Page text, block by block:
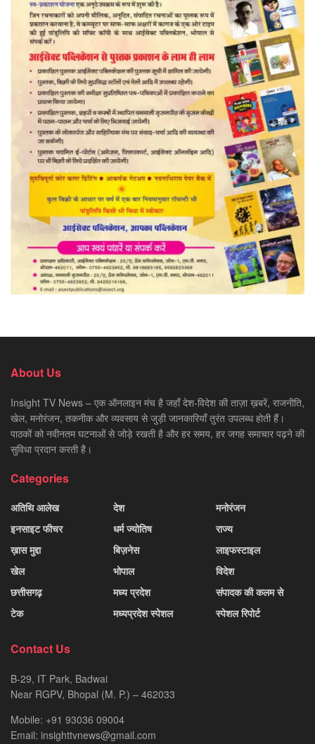
About Us
Insight TV News – एक ऑनलाइन मंच है जहाँ देश-विदेश की ताज़ा ख़बरें, राजनीति,
खेल, मनोरंजन, तकनीक और व्यवसाय से जुड़ी जानकारियाँ तुरंत उपलब्ध होती हैं।
पाठकों को नवीनतम घटनाओं से जोड़े रखती है और हर समय, हर जगह समाचार पढ़ने की
सुविधा प्रदान करती है।
Categories
अतिथि आलेख
इनसाइट फीचर
ख़ास मुद्दा
खेल
छत्तीसगढ़
टेक
देश
धर्म ज्योतिष
बिज़नेस
भोपाल
मध्य प्रदेश
मध्यप्रदेश स्पेशल
मनोरंजन
राज्य
लाइफस्टाइल
विदेश
संपादक की कलम से
स्पेशल रिपोर्ट
Contact Us
B-29, IT Park, Badwai
Near RGPV, Bhopal (M. P.) – 462033
Mobile: +91 93036 09004
Email: insighttvnews@gmail.com